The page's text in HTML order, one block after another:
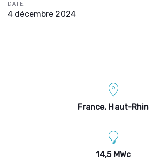
DATE:
4 décembre 2024
France, Haut-Rhin
14,5 MWc